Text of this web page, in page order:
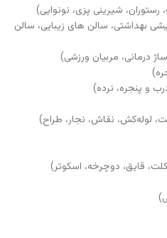
رستوران، شیرینی پزی، نونوایی)
بهداشتی، سالن های زیبایی، سالن
درمانی، مربیان ورزشی)
و پنجره، نرده)
لوله‌کش، نقاش، نجار، طراح)
قایق، دوچرخه، اسکوتر)